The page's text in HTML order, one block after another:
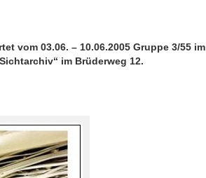
vom 03.06. – 10.06.2005 Gruppe 3/55 im
im Brüderweg 12.